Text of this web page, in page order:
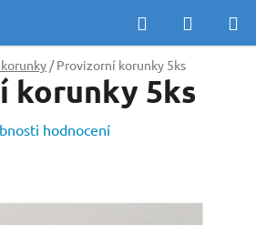
Hledat
KOŠÍK
/ Provizorní korunky 5ks
korunky 5ks
hodnocení